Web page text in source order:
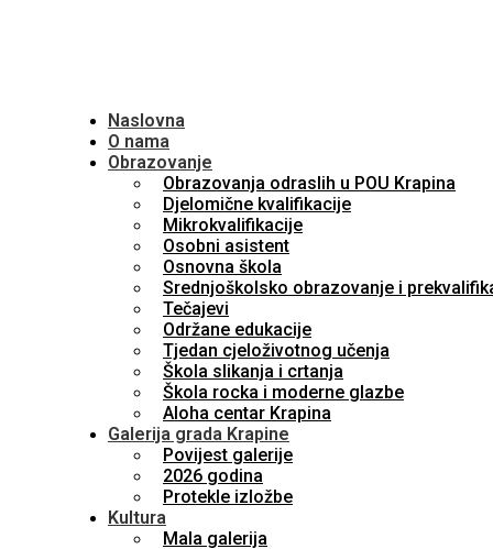
Naslovna
O nama
Obrazovanje
Obrazovanja odraslih u POU Krapina
Djelomične kvalifikacije
Mikrokvalifikacije
Osobni asistent
Osnovna škola
Srednjoškolsko obrazovanje i
Tečajevi
Održane edukacije
Tjedan cjeloživotnog učenja
Škola slikanja i crtanja
Škola rocka i moderne glazbe
Aloha centar Krapina
Galerija grada Krapine
Povijest galerije
2026 godina
Protekle izložbe
Kultura
Mala galerija